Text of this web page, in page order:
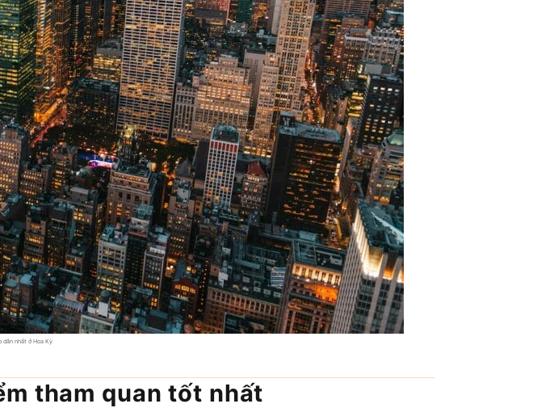
dẫn nhất ở Hoa Kỳ
tham quan tốt nhất